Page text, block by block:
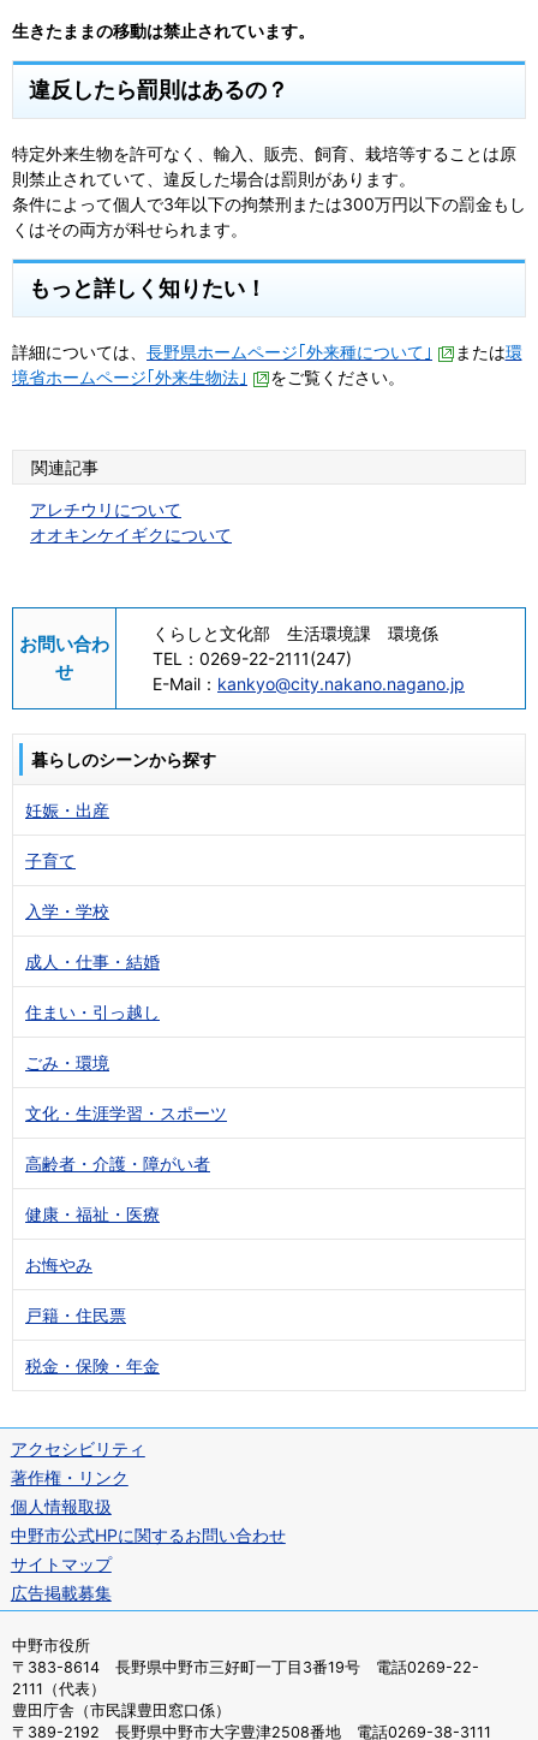
生きたままの移動は禁止されています。
違反したら罰則はあるの？
特定外来生物を許可なく、輸入、販売、飼育、栽培等することは原
則禁止されていて、違反した場合は罰則があります。
条件によって個人で3年以下の拘禁刑または300万円以下の罰金もし
くはその両方が科せられます。
もっと詳しく知りたい！
詳細については、 長野県ホームページ｢外来種について｣ または環
境省ホームページ｢外来生物法｣
をご覧ください。
関連記事
アレチウリについて
オオキンケイギクについて
お問い合わ
せ
くらしと文化部 生活環境課 環境係
TEL： 0269-22-2111(247)
E-Mail： kankyo@city.nakano.nagano.jp
暮らしのシーンから探す
妊娠・出産
子育て
入学・学校
成人・仕事・結婚
住まい・引っ越し
ごみ・環境
文化・生涯学習・スポーツ
高齢者・介護・障がい者
健康・福祉・医療
お悔やみ
戸籍・住民票
税金・保険・年金
アクセシビリティ
著作権・リンク
個人情報取扱
中野市公式HPに関するお問い合わせ
サイトマップ
広告掲載募集
中野市役所
〒383-8614 長野県中野市三好町一丁目3番19号 電話0269-22-
2111（代表）
豊田庁舎（市民課豊田窓口係）
〒389-2192 長野県中野市大字豊津2508番地 電話0269-38-3111